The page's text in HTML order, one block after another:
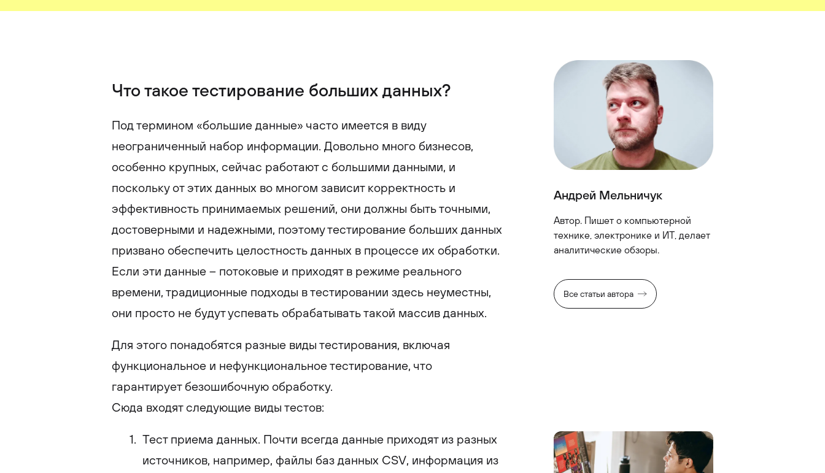
Что такое тестирование больших данных?
Под термином «большие данные» часто имеется в виду
неограниченный набор информации. Довольно много бизнесов,
особенно крупных, сейчас работают с большими данными, и
поскольку от этих данных во многом зависит корректность и
эффективность принимаемых решений, они должны быть точными,
достоверными и надежными, поэтому тестирование больших данных
призвано обеспечить целостность данных в процессе их обработки.
Если эти данные – потоковые и приходят в режиме реального
времени, традиционные подходы в тестировании здесь неуместны,
они просто не будут успевать обрабатывать такой массив данных.
Для этого понадобятся разные виды тестирования, включая
функциональное и нефункциональное тестирование, что
гарантирует безошибочную обработку.
Сюда входят следующие виды тестов:
Тест приема данных. Почти всегда данные приходят из разных
источников, например, файлы баз данных CSV, информация из
Андрей Мельничук
Автор. Пишет о компьютерной
технике, электронике и ИТ, делает
аналитические обзоры.
Все статьи автора